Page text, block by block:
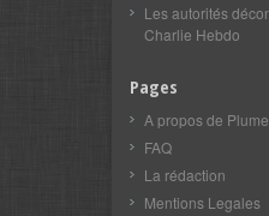
Les autorités
Charlie Hebdo
Pages
A propos de
FAQ
La rédaction
Mentions Legales